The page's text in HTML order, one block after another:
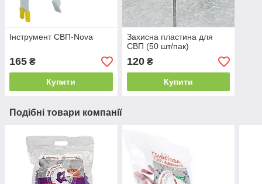
Інструмент СВП-Nova
165 ₴
Купити
Захисна пластина для
СВП (50 шт/пак)
120₴
Купити
Подібні товари компанії